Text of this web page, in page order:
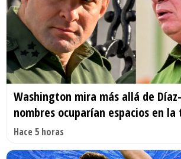
Washington mira más allá de
nombres ocuparían espacios en
Hace 5 horas